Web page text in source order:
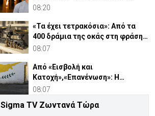
Γαβριήλ
08:20
«Τα έχει τετρακόσια»: Από τα
400 δράμια της οκάς στη φράση
που λέμε ακόμη
08:07
Από «Εισβολή και
Κατοχή»,«Επανένωση»: Η
χειραγώγηση της κοινής γνώμης
08:07
Δαμιανός για GSI: «Σιγουριά από
Sigma TV Ζωντανά Τώρα